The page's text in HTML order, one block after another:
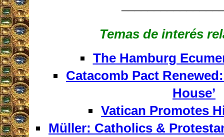
Temas de interés
The Hamburg
Catacomb Pact
House’
Vatican Promotes
Müller: Catholics &